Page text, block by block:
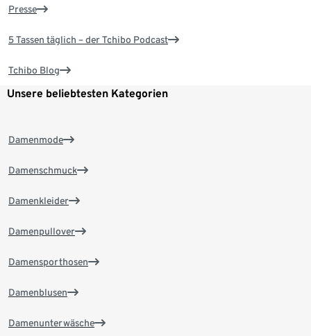
Presse
5 Tassen täglich – der Tchibo Podcast
Tchibo Blog
Unsere beliebtesten Kategorien
Damenmode
Damenschmuck
Damenkleider
Damenpullover
Damensporthosen
Damenblusen
Damenunterwäsche